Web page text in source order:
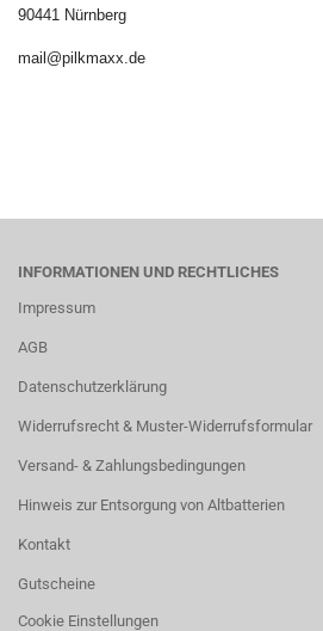
90441 Nürnberg
mail@pilkmaxx.de
INFORMATIONEN UND RECHTLICHES
Impressum
AGB
Datenschutzerklärung
Widerrufsrecht & Muster-Widerrufsformular
Versand- & Zahlungsbedingungen
Hinweis zur Entsorgung von Altbatterien
Kontakt
Gutscheine
Cookie Einstellungen